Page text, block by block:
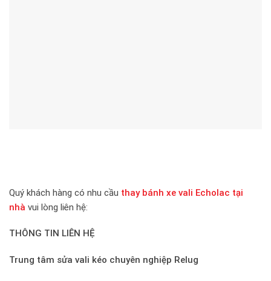
Quý khách hàng có nhu cầu thay bánh xe vali Echolac tại
nhà vui lòng liên hệ:
THÔNG TIN LIÊN HỆ
Trung tâm sửa vali kéo chuyên nghiệp Relug